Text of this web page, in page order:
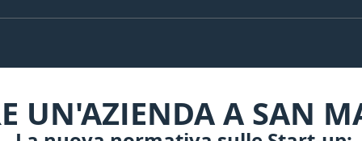
UN'AZIENDA A SAN